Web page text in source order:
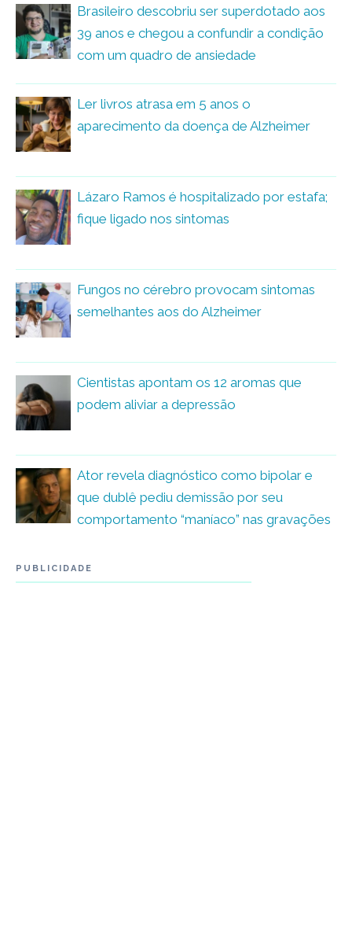
Brasileiro descobriu ser superdotado aos
39 anos e chegou a confundir a condição
com um quadro de ansiedade
Ler livros atrasa em 5 anos o
aparecimento da doença de Alzheimer
Lázaro Ramos é hospitalizado por estafa;
fique ligado nos sintomas
Fungos no cérebro provocam sintomas
semelhantes aos do Alzheimer
Cientistas apontam os 12 aromas que
podem aliviar a depressão
Ator revela diagnóstico como bipolar e
que dublê pediu demissão por seu
comportamento “maníaco” nas gravações
PUBLICIDADE